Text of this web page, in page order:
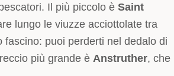
Il più piccolo è Saint
lungo le viuzze acciottolate tra
fascino: puoi perderti nel dedalo di
più grande è Anstruther, che